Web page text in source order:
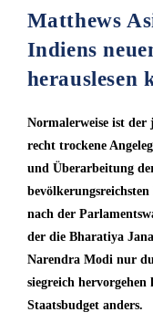
Matthews
Indiens
herauslesen
Normalerweise ist der
recht trockene
und Überarbeitung
nach der
der die Bharatiya
Narendra Modi nur
siegreich
Staatsbudget anders.